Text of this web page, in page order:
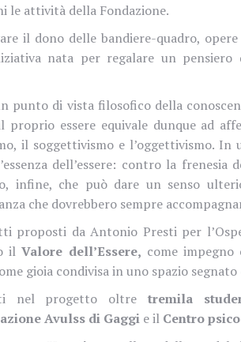
le attività della Fondazione.
il dono delle bandiere-quadro,
nata per regalare un
punto di vista filosofico della
essere equivale dunque ad
il soggettivismo e l’oggettivismo. In
dell’essere: contro la frenesia
infine, che può dare un senso
che dovrebbero sempre
proposti da Antonio Presti per
ilValore dell’Essere, come
gioia condivisa in uno spazio
nel progetto oltre tremila
Avulss di Gaggi e il Centro